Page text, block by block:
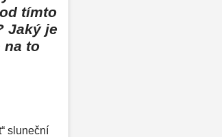
tímto
Jaký je
na to
sluneční